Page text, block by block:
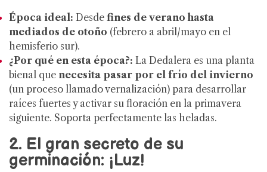
Época ideal: Desde fines de verano hasta
mediados de otoño (febrero a abril/mayo en el
hemisferio sur).
¿Por qué en esta época?: La Dedalera es una planta
bienal que necesita pasar por el frío del invierno
(un proceso llamado vernalización) para desarrollar
raíces fuertes y activar su floración en la primavera
siguiente. Soporta perfectamente las heladas.
2. El gran secreto de su
germinación: ¡Luz!